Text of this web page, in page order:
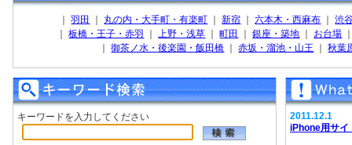
｜羽田 丸の内・大手町・有楽町 ｜新宿 ｜六本木・西麻布 ｜渋
｜板橋・王子・赤羽 ｜上野・浅草 ｜町田 ｜銀座・築地 お台場
｜御茶ノ水・後楽園・飯田橋 ｜赤坂・溜池・山王 ｜秋葉
キーワードを入力してください
2011.12.1
iPhone用サイ